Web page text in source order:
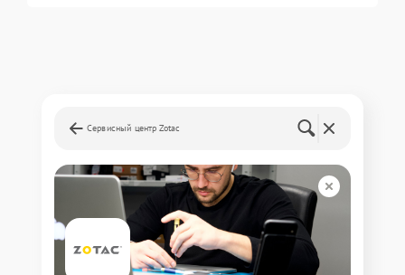
Сервисный центр Zotac